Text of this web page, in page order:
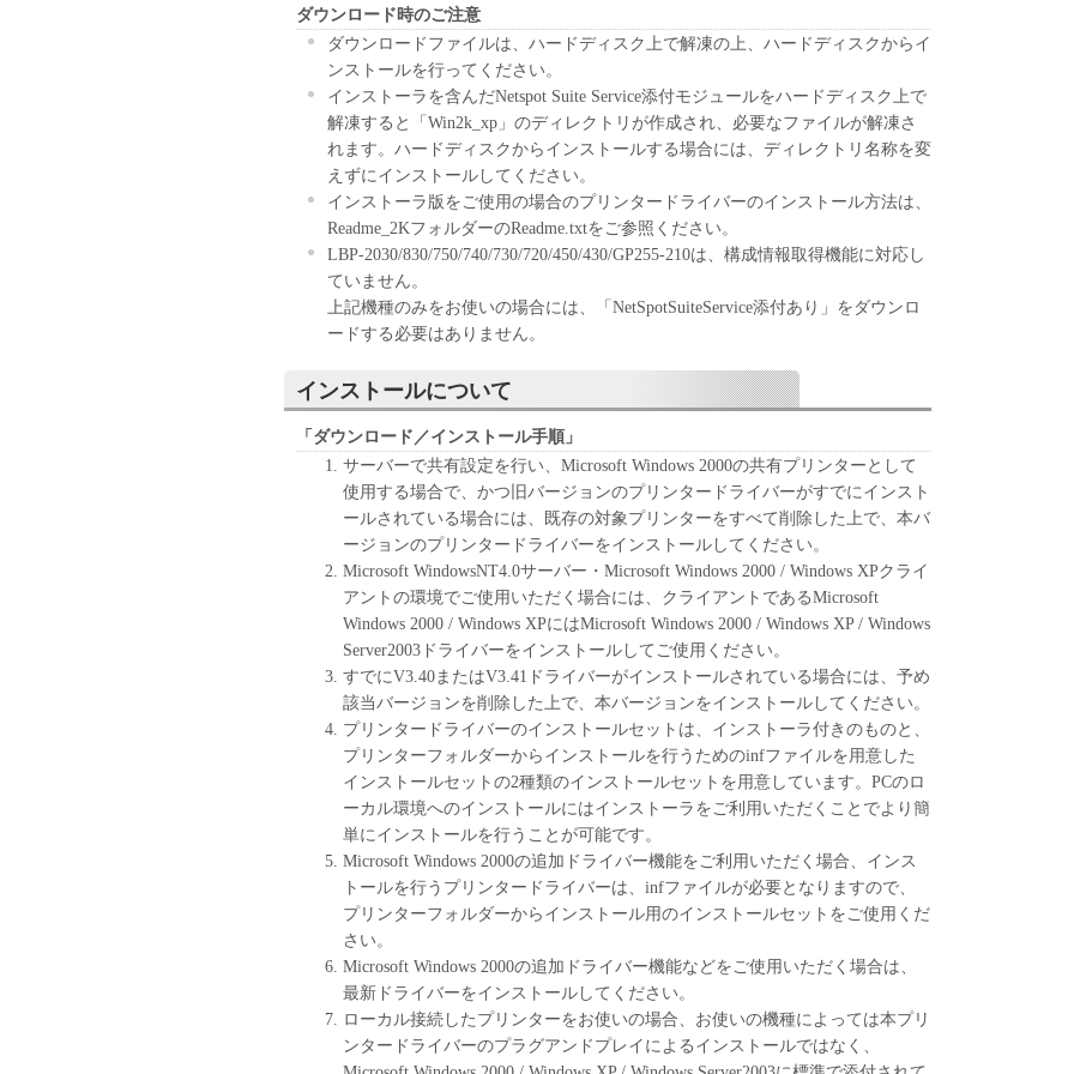
理店または販売店のいずれも、「本ソフトウェア」に関して、商品性
および特定の目的への適合性の保証を含め、いかなる保証も、明示た
ると黙示たるとを問わず一切しないものとします。
キヤノン、キヤノンの子会社、キヤノンの関連会社、それらの販売代
理店または販売店のいずれも、「本ソフトウェア」の使用または使用
不能から生ずるいかなる損害（逸失利益およびその他の派生的または
付随的な損害を含むがこれらに限定されない全ての損害を言いま
す。）について、適用法で認められる限り、一切の責任を負わないも
のとします。たとえ、キヤノン、キヤノンの子会社、キヤノンの関連
会社、それらの販売代理店または販売店がかかる損害の可能性につい
て知らされていた場合でも同様です。
キヤノン、キヤノンの子会社、キヤノンの関連会社、それらの販売代
理店または販売店のいずれも、「本ソフトウェア」、または「本ソフ
たいかなる紛争についても、一切責任を負わないものとします。
輸出
お客様は、日本国政府または関連する外国政府より必要な認可等を得ること
なしに、「本ソフトウェア」の全部または一部を、直接または間接に輸出し
てはなりません。
契約期間
本契約書は、お客様が、『同意』を示す行為を行った時点、または
「本ソフトウェア」を使用した時点で発効し、下記(2)または(3)により
終了されるまで有効に存続します。
お客様は、「本ソフトウェア」およびその複製物のすべてを廃棄およ
び消去することにより、本契約書を終了させることができます。
お客様が本契約書のいずれかの条項に違反した場合、本契約書は直ち
に終了します。
お客様は、上記(3)によって本契約書が終了した場合、速やかに、「本
ソフトウェア」およびその複製物のすべてを廃棄または消去するもの
とします。
U.S. GOVERNMENT RESTRICTED RIGHTS NOTICE
The Software is a "commercial item," as that term is defined at 48 C.F.R. 2.101
(Oct 1995), consisting of "commercial computer software" and "commercial
computer software documentation," as such terms are used in 48 C.F.R. 12.212
(Sept 1995). Consistent with 48 C.F.R. 12.212 and 48 C.F.R. 227.7202-1 through
227.7202-4 (June 1995), all U.S. Government End Users shall acquire the Software
with only those rights set forth herein. Manufacturer is Canon Inc./30-2,
Shimomaruko 3-chome, Ohta-ku, Tokyo 146-8501, Japan.
本条項中で使用される"the Software"とは、本契約書中で定義される「本ソフ
トウェア」を意味し、指し示すものとします。
ダウンロード時のご注意
ダウンロードファイルは、ハードディスク上で解凍の上、ハードディスクからイ
ンストールを行ってください。
インストーラを含んだNetspot Suite Service添付モジュールをハードディスク上で
解凍すると「Win2k_xp」のディレクトリが作成され、必要なファイルが解凍さ
れます。ハードディスクからインストールする場合には、ディレクトリ名称を変
えずにインストールしてください。
インストーラ版をご使用の場合のプリンタードライバーのインストール方法は、
Readme_2KフォルダーのReadme.txtをご参照ください。
LBP-2030/830/750/740/730/720/450/430/GP255-210は、構成情報取得機能に対応し
ていません。
上記機種のみをお使いの場合には、「NetSpotSuiteService添付あり」をダウンロ
ードする必要はありません。
インストールについて
「ダウンロード／インストール手順」
サーバーで共有設定を行い、Microsoft Windows 2000の共有プリンターとして
使用する場合で、かつ旧バージョンのプリンタードライバーがすでにインスト
ールされている場合には、既存の対象プリンターをすべて削除した上で、本バ
ージョンのプリンタードライバーをインストールしてください。
Microsoft WindowsNT4.0サーバー・Microsoft Windows 2000 / Windows XPクライ
アントの環境でご使用いただく場合には、クライアントであるMicrosoft
Windows 2000 / Windows XPにはMicrosoft Windows 2000 / Windows XP / Windows
Server2003ドライバーをインストールしてご使用ください。
すでにV3.40またはV3.41ドライバーがインストールされている場合には、予め
該当バージョンを削除した上で、本バージョンをインストールしてください。
プリンタードライバーのインストールセットは、インストーラ付きのものと、
プリンターフォルダーからインストールを行うためのinfファイルを用意した
インストールセットの2種類のインストールセットを用意しています。PCのロ
ーカル環境へのインストールにはインストーラをご利用いただくことでより簡
単にインストールを行うことが可能です。
Microsoft Windows 2000の追加ドライバー機能をご利用いただく場合、インス
トールを行うプリンタードライバーは、infファイルが必要となりますので、
プリンターフォルダーからインストール用のインストールセットをご使用くだ
さい。
Microsoft Windows 2000の追加ドライバー機能などをご使用いただく場合は、
最新ドライバーをインストールしてください。
ローカル接続したプリンターをお使いの場合、お使いの機種によっては本プリ
ンタードライバーのプラグアンドプレイによるインストールではなく、